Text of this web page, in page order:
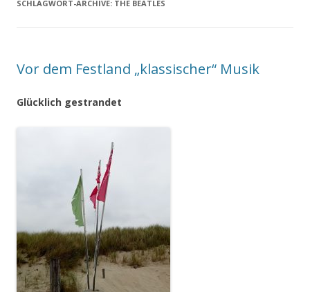
SCHLAGWORT-ARCHIVE: THE BEATLES
Vor dem Festland „klassischer“ Musik
Glücklich gestrandet